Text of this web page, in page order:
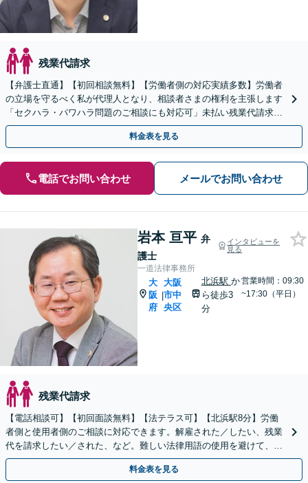
残業代請求
【弁護士直通】【初回相談無料】【労働者側の対応実績多数】労働者
の立場を守るべく私が代理人となり、相談者さまの権利を主張します
「セクハラ・パワハラ問題のご相談にも対応可」未払い残業代請求は
お任せください【電話相談可】【休日・夜間相談可】
料金表を見る
電話でお問い合わせ メールでお問い合わせ
岩本 亘平 弁
護士
インタビューを
見る
一道法律事務所
大
阪
府
|
大阪
市中
央区
北浜駅 か
ら徒歩3
分
営業時間：09:30
~17:30（平日）
残業代請求
【電話相談可】【初回面談無料】【法テラス可】【北浜駅8分】労働
者側と使用者側のご相談に対応できます。解雇された／したい、残業
代を請求したい／された、など。難しい法律用語の使用を避けて、分
かりやすいご説明を心がけています
料金表を見る